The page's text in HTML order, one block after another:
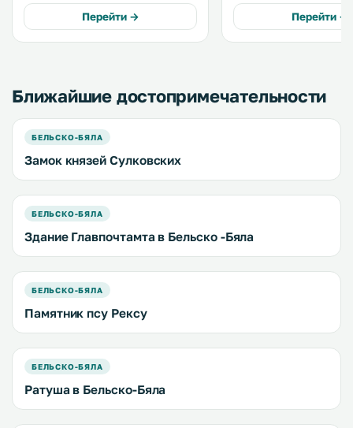
распоряжении гостей номера в
строгом стиле с бесплатным Wi-Fi.
.
Перейти →
Дембовец — 6 км. .
Перейти →
Ближайшие достопримечательности
БЕЛЬСКО-БЯЛА
Замок князей Сулковских
БЕЛЬСКО-БЯЛА
Здание Главпочтамта в Бельско -Бяла
БЕЛЬСКО-БЯЛА
Памятник псу Рексу
БЕЛЬСКО-БЯЛА
Ратуша в Бельско-Бяла